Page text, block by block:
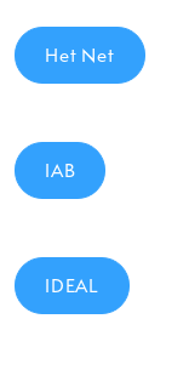
Het Net
IAB
IDEAL